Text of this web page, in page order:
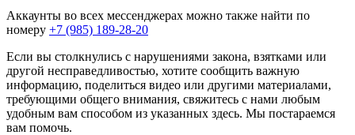
Аккаунты во всех мессенджерах можно также найти по
номеру +7 (985) 189-28-20
Если вы столкнулись с нарушениями закона, взятками или
другой несправедливостью, хотите сообщить важную
информацию, поделиться видео или другими материалами,
требующими общего внимания, свяжитесь с нами любым
удобным вам способом из указанных здесь. Мы постараемся
вам помочь.